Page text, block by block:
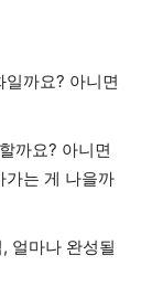
까요? 아니면
까요? 아니면
가는 게 나을까
얼마나 완성될